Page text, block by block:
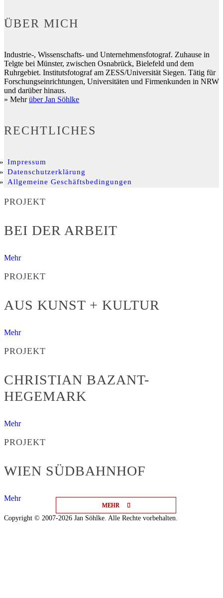
MEHR
MEHR
MEHR
ÜBER MICH
Industrie-, Wissenschafts- und Unternehmensfotograf. Zuhause in
Telgte bei Münster, zwischen Osnabrück, Bielefeld und dem
Ruhrgebiet. Institutsfotograf am ZESS/Universität Siegen. Tätig für
Forschungseinrichtungen, Universitäten und Firmenkunden in NRW
und darüber hinaus.
» Mehrüber Jan Söhlke
RECHTLICHES
Impressum
Datenschutzerklärung
Allgemeine Geschäftsbedingungen
PROJEKT
BEI DER ARBEIT
Mehr
PROJEKT
AUS KUNST + KULTUR
Mehr
PROJEKT
CHRISTIAN BAZANT-
HEGEMARK
Mehr
PROJEKT
WIEN SÜDBAHNHOF
Mehr
Copyright © 2007-2026 Jan Söhlke. Alle Rechte vorbehalten.